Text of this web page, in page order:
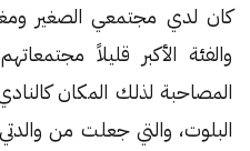
كان لدي مجتمعي الصغير
والفئة الأكبر قليلاً
المصاحبة لذلك المكان
البلوت، والتي جعلت من